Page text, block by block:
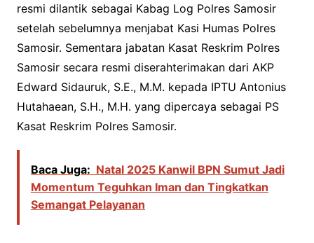
resmi dilantik sebagai Kabag Log Polres Samosir
setelah sebelumnya menjabat Kasi Humas Polres
Samosir. Sementara jabatan Kasat Reskrim Polres
Samosir secara resmi diserahterimakan dari AKP
Edward Sidauruk, S.E., M.M. kepada IPTU Antonius
Hutahaean, S.H., M.H. yang dipercaya sebagai PS
Kasat Reskrim Polres Samosir.
Baca Juga: Natal 2025 Kanwil BPN Sumut Jadi
Momentum Teguhkan Iman dan Tingkatkan
Semangat Pelayanan